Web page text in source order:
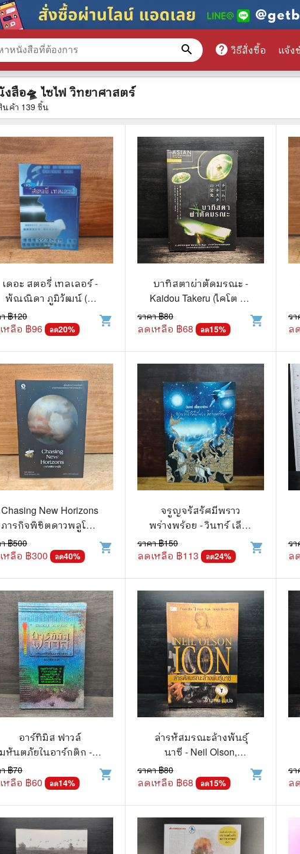
สือ🛸 ไซไฟ วิทยาศาสตร์
นค้า 139 ชิ้น
เดอะ สตอรี่ เทลเลอร์ -
พัณณิดา ภูมิวัฒน์ (ผู้
เขียนไมรอน)
฿120
หลือ ฿96 ลด20%
shopping_cart
บาทิสตาผ่าตัดมรณะ -
Kaidou Takeru (ไคโต ทา
ราคา ฿80
ลดเหลือ ฿68 ลด15%
shopping_cart รา
ล
Chasing New Horizons
ภารกิจพิชิตดาวพลูโต -
Alan Stern, David
Grinspoon
฿500
หลือ ฿300 ลด40%
shopping_cart
จรูญจรัสรัศมีพราว
พร่างพร้อย - วินทร์ เลียว
ราคา ฿150
ลดเหลือ ฿113 ลด24%
shopping_cart รา
ล
อาร์ทิมิส ฟาวล์
มหันตภัยในอาร์กติก - อี
ออยน์ โคลเฟอร์
฿70
หลือ ฿60 ลด14%
shopping_cart
ล่ารหัสมรณะล้างพันธุ์
นาซี - Neil Olson,
ราคา ฿80
ลดเหลือ ฿68 ลด15%
shopping_cart รา
ล
search help วิธีสั่งซื้อ แจ้ง
หมวดหมู่สินค้า
🎓 การศึกษา
⚖️ กฎหมาย
💬 ภาษาศาสตร์
💉 การแพทย์
👮‍♀️ คู่มือเตรียมสอบราชการ
🏫 หนังสือเรียน
👩‍🏫 แนะแนวการศึกษา
การศึกษาและการสอน
📚 การ์ตูนชุด
📗 การ์ตูนเล่มเดียวจบ
👨‍❤️‍👨 การ์ตูนวาย การ์ตูนยูริ
🕰️ การ์ตูนยุคเก่า
❤️ รัก โรแมนติก
🎭 ดราม่า ชีวิต เรื่องจริง
💀 ผี สยองขวัญ ระทึกขวัญ
🐾 เกี่ยวกับสัตว์
🎻 การ์ตูนดนตรี
🍳 การ์ตูนทำอาหาร
🕵️‍♀️ สืบสวน สอบสวน
⚔️ ต่อสู้ แอ๊คชั่น
⚽ การ์ตูนกีฬา
😀 ตลก
🔮 แฟนตาซี
👽 ไซไฟ
☠️ การ์ตูนผีไทย
☘️ สนพ.รักพิมพ์ Luckpim
🔵 สนพ.Phoenix Next
📕 นิตยสาร
📺 เรื่องย่อละครโทรทัศน์
นิตยสารดารารุ่นเก่า
แฟนคลับดารา
เรื่องย่อซีรี่ย์ต่างประเทศ
🌍 ทั่วไปและวาไรตี้
🤡 เรื่องสั้น ขำขัน
🎨 ศิลปะและการออกแบบ
🎸 ดนตรี
🔭 วิทยาศาสตร์
🕰️ ประวัติศาสตร์
⛪ ศาสนา
🏙️ การเมือง
⚽ กีฬา
🎞️ ภาพยนตร์
โมเดล
👙 เซ็กซี่
วัยรุ่น
🥘 อาหาร
💄 สุขภาพและความงาม
🏠 แต่งบ้าน
🧳 ท่องเที่ยว
คู่มือเฉลยเกม
แม่และเด็ก
นิตยสารเก่าราคาถูก
นางงามและการประกวด